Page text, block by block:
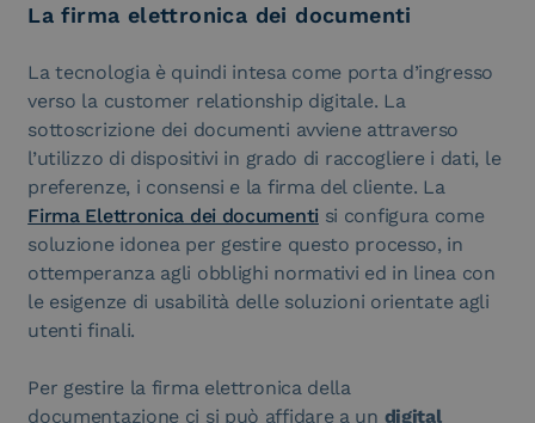
La firma elettronica dei documenti
La tecnologia è quindi intesa come porta d’ingresso
verso la customer relationship digitale. La
sottoscrizione dei documenti avviene attraverso
l’utilizzo di dispositivi in grado di raccogliere i dati, le
preferenze, i consensi e la firma del cliente. La
Firma Elettronica dei documentisi configura come
soluzione idonea per gestire questo processo, in
ottemperanza agli obblighi normativi ed in linea con
le esigenze di usabilità delle soluzioni orientate agli
utenti finali.
Per gestire la firma elettronica della
documentazione ci si può affidare a un digital